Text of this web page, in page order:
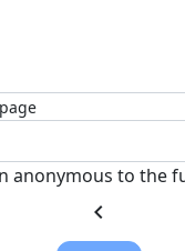
anonymous to the
chevron_left